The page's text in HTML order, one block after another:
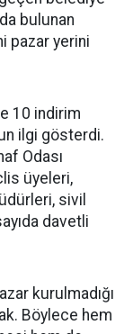
bulunan
pazar yerini
10 indirim
ilgi gösterdi.
Odası
üyeleri,
sivil
davetli
kurulmadığı
Böylece hem